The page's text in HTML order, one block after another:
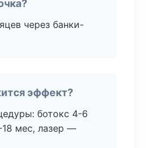
через банки-
эффект?
ботокс 4-6
мес, лазер —